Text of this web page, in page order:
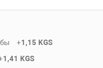
+1,15 KGS
1,41 KGS